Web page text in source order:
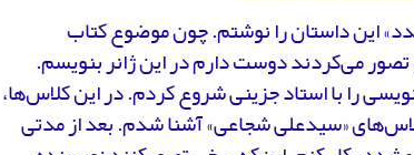
این داستان را نوشتم. چون موضوع کتاب
تصور می‌کردند دوست دارم در این ژانر بنویسم.
را با استاد جزینی شروع کردم. در این کلاس‌ها،
«سیدعلی شجاعی» آشنا شدم. بعد از مدتی